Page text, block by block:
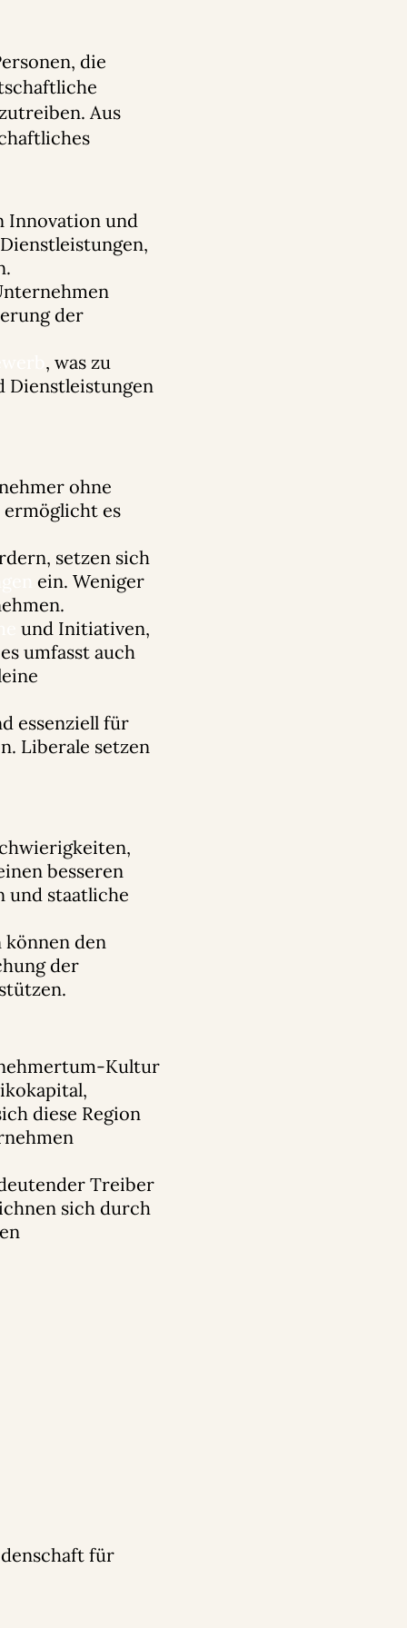
die
Aus
Innovation und
der
, was zu
Dienstleistungen
ohne
es
setzen sich
ein. Weniger
und Initiativen,
umfasst auch
essenziell für
Liberale setzen
besseren
und staatliche
den
der
Kultur
diese Region
Treiber
sich durch
für